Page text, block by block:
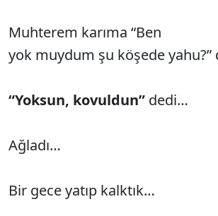
Muhterem karıma “Ben
yok muydum şu köşede
“Yoksun, kovuldun” dedi…
Ağladı…
Bir gece yatıp kalktık…